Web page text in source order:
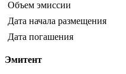
Объем эмиссии
Дата начала размещения
Дата погашения
Эмитент